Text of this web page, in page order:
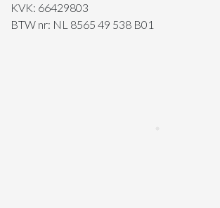
KVK: 66429803
BTW nr: NL 8565 49 538 B01